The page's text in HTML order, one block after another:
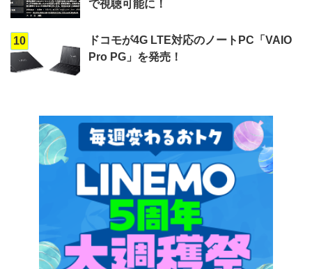
で視聴可能に！
10
ドコモが4G LTE対応のノートPC「VAIO
Pro PG」を発売！